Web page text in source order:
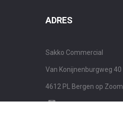
ADRES
Sakko Commercial
Van Konijnenburgweg 40
4612 PL Bergen op Zoom